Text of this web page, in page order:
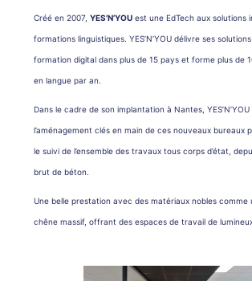
Créé en 2007,YES’N’YOU est une EdTech aux solutions
formations linguistiques. YES’N’YOU délivre ses
formation digital dans plus de 15 pays et forme plus de
en langue par an.
Dans le cadre de son implantation à Nantes,
l’aménagement clés en main de ces nouveaux bureaux
le suivi de l’ensemble des travaux tous corps d’état,
brut de béton.
Une belle prestation avec des matériaux nobles comme
chêne massif, offrant des espaces de travail de